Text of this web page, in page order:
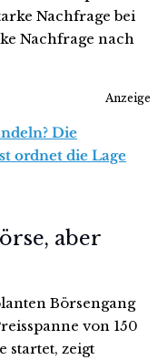
Nachfrage bei
Nachfrage nach
Anzeige
Die
ordnet die Lage
aber
Börsengang
von 150
startet, zeigt